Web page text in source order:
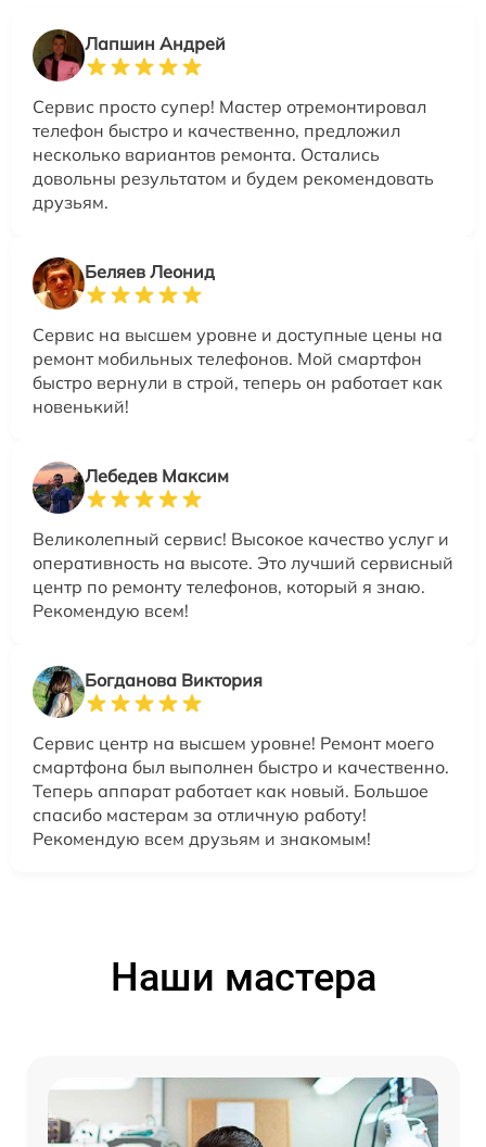
Лапшин Андрей
Сервис просто супер! Мастер отремонтировал
телефон быстро и качественно, предложил
несколько вариантов ремонта. Остались
довольны результатом и будем рекомендовать
друзьям.
Беляев Леонид
Сервис на высшем уровне и доступные цены на
ремонт мобильных телефонов. Мой смартфон
быстро вернули в строй, теперь он работает как
новенький!
Лебедев Максим
Великолепный сервис! Высокое качество услуг и
оперативность на высоте. Это лучший сервисный
центр по ремонту телефонов, который я знаю.
Рекомендую всем!
Богданова Виктория
Сервис центр на высшем уровне! Ремонт моего
смартфона был выполнен быстро и качественно.
Теперь аппарат работает как новый. Большое
спасибо мастерам за отличную работу!
Рекомендую всем друзьям и знакомым!
Наши мастера